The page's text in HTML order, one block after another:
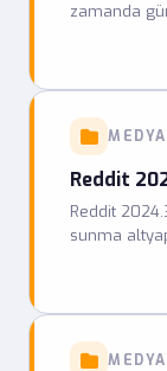
zamanda
Reddit
Reddit
sunma